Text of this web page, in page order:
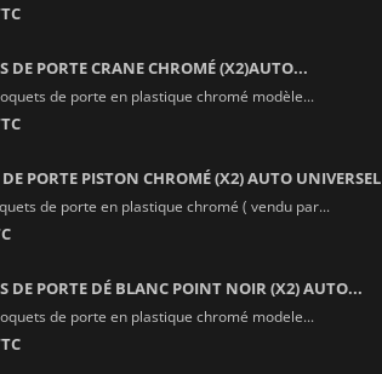
DE PORTE CRANE CHROMÉ (X2)AUTO...
de porte en plastique chromé modèle...
PORTE PISTON CHROMÉ (X2) AUTO UNIVERSEL
de porte en plastique chromé ( vendu par...
DE PORTE DÉ BLANC POINT NOIR (X2) AUTO...
de porte en plastique chromé modele...